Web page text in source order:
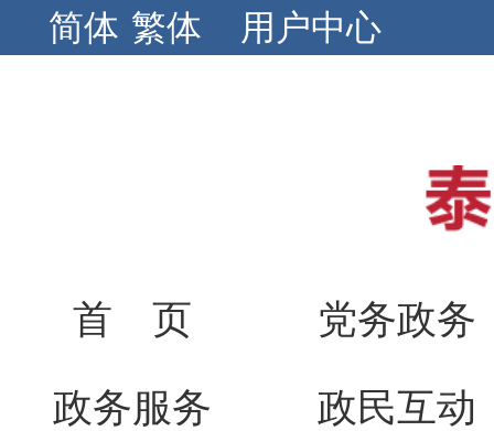
简体 繁体 用户中心
首 页
党务政务
政务服务
政民互动